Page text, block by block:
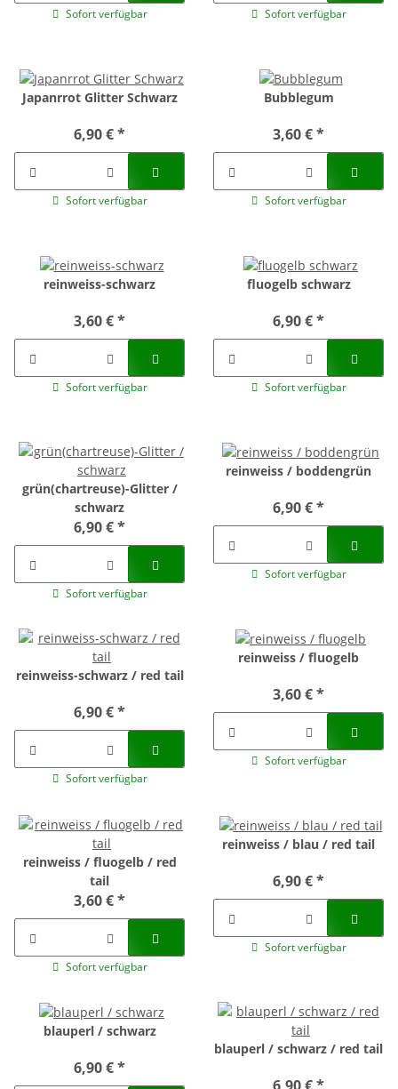
Sofort verfügbar Sofort verfügbar
Japanrrot Glitter Schwarz
6,90 €*
Sofort verfügbar
Bubblegum
3,60 €*
Sofort verfügbar
reinweiss-schwarz
3,60 €*
Sofort verfügbar
fluogelb schwarz
6,90 €*
Sofort verfügbar
grün(chartreuse)-Glitter /
schwarz
6,90 €*
Sofort verfügbar
reinweiss / boddengrün
6,90 €*
Sofort verfügbar
reinweiss-schwarz / red tail
6,90 €*
Sofort verfügbar
reinweiss / fluogelb
3,60 €*
Sofort verfügbar
reinweiss / fluogelb / red
tail
3,60 €*
Sofort verfügbar
reinweiss / blau / red tail
6,90 €*
Sofort verfügbar
blauperl / schwarz
6,90 €*
blauperl / schwarz / red tail
6,90 €*